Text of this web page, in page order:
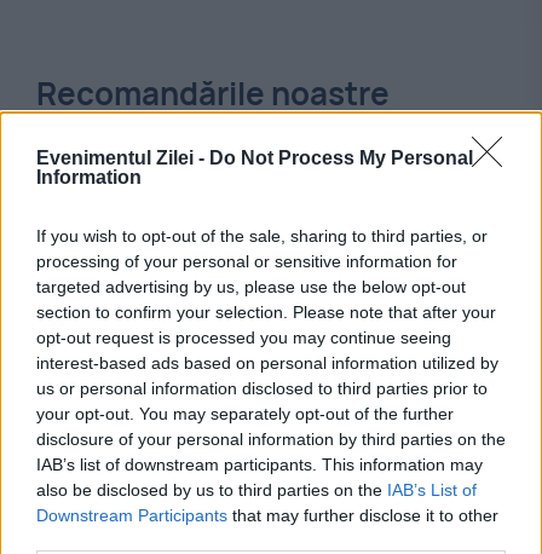
Evenimentul Zilei - Do Not Process My Personal
Information
If you wish to opt-out of the sale, sharing to third parties, or
processing of your personal or sensitive information for
targeted advertising by us, please use the below opt-out
section to confirm your selection. Please note that after your
opt-out request is processed you may continue seeing
interest-based ads based on personal information utilized by
us or personal information disclosed to third parties prior to
your opt-out. You may separately opt-out of the further
disclosure of your personal information by third parties on the
IAB’s list of downstream participants. This information may
also be disclosed by us to third parties on the IAB’s List of
Downstream Participants that may further disclose it to other
Recomandările noastre
EVENIMENTUL ISTORIC
Ceaușescu și dilema centralei nucleare: La
Strejești, pe Olt, sau la Cernavodă pe Dunăre